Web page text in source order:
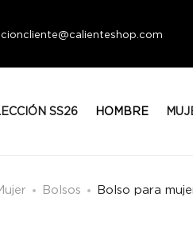
SS26 HOMBRE
Bolsos Bolso para